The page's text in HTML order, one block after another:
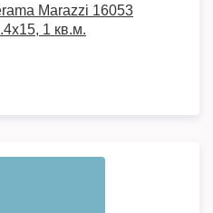
Marazzi 16053
1 кв.м.